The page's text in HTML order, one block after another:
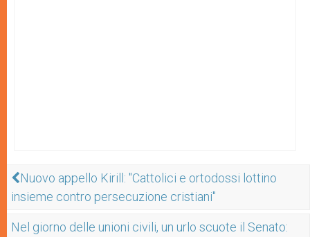
Nuovo appello Kirill: "Cattolici e ortodossi lottino
insieme contro persecuzione cristiani"
Nel giorno delle unioni civili, un urlo scuote il Senato: